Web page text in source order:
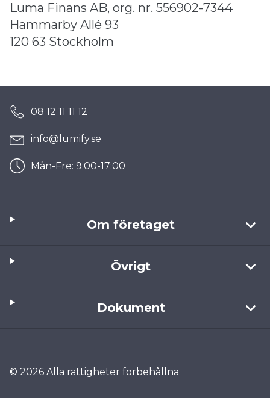
Luma Finans AB, org. nr. 556902-7344
Hammarby Allé 93
120 63 Stockholm
08 12 11 11 12
info@lumify.se
Mån-Fre: 9:00-17:00
Om företaget
Övrigt
Dokument
© 2026 Alla rättigheter förbehållna